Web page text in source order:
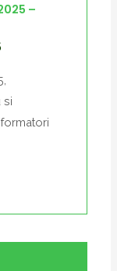
–
si